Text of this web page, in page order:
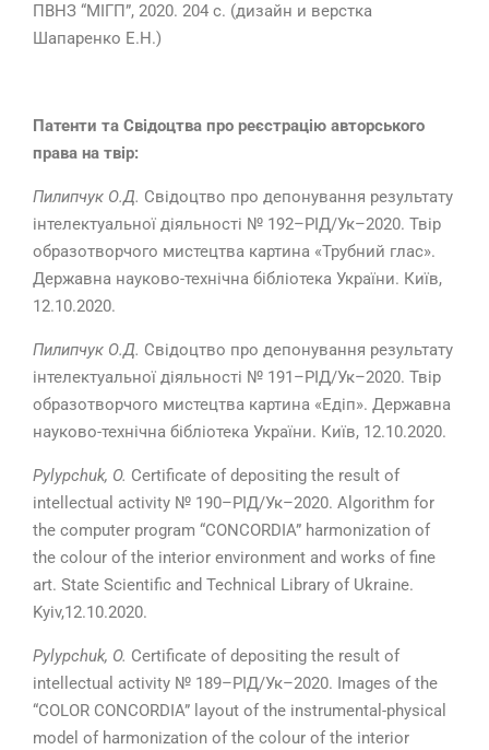
ПВНЗ “МІГП”, 2020. 204 с. (дизайн и верстка
Шапаренко Е.Н.)
Патенти та Свідоцтва про реєстрацію авторського
права на твір:
Пилипчук О.Д. Свідоцтво про депонування результату
інтелектуальної діяльності № 192–РІД/Ук–2020. Твір
образотворчого мистецтва картина «Трубний глас».
Державна науково-технічна бібліотека України. Київ,
12.10.2020.
Пилипчук О.Д. Свідоцтво про депонування результату
інтелектуальної діяльності № 191–РІД/Ук–2020. Твір
образотворчого мистецтва картина «Едіп». Державна
науково-технічна бібліотека України. Київ, 12.10.2020.
Pylypchuk, O. Certificate of depositing the result of
intellectual activity № 190–РІД/Ук–2020. Algorithm for
the computer program “CONCORDIA” harmonization of
the colour of the interior environment and works of fine
art. State Scientific and Technical Library of Ukraine.
Kyiv,12.10.2020.
Pylypchuk, O. Certificate of depositing the result of
intellectual activity № 189–РІД/Ук–2020. Images of the
“COLOR CONCORDIA” layout of the instrumental-physical
model of harmonization of the colour of the interior